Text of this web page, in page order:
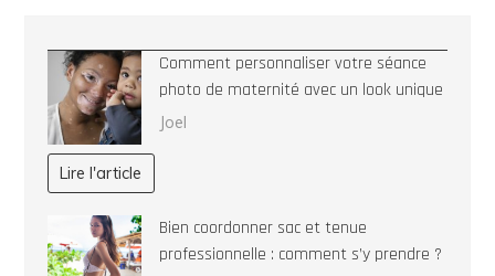
Comment personnaliser votre séance
photo de maternité avec un look unique
Joel
Lire l'article
Bien coordonner sac et tenue
professionnelle : comment s’y prendre ?